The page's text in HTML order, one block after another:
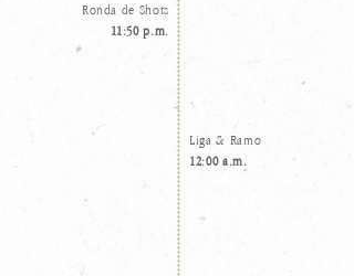
Ronda de Shots
11:50 p.m.
Liga & Ramo
12:00 a.m.